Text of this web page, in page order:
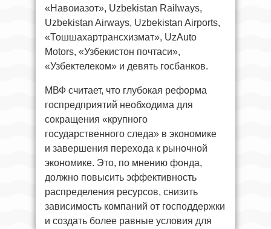
«Навоиазот», Uzbekistan Railways,
Uzbekistan Airways, Uzbekistan Airports,
«Тошшахартрансхизмат», UzAuto
Motors, «Узбекистон почтаси»,
«Узбектелеком» и девять госбанков.
МВФ считает, что глубокая реформа
госпредприятий необходима для
сокращения «крупного
государственного следа» в экономике
и завершения перехода к рыночной
экономике. Это, по мнению фонда,
должно повысить эффективность
распределения ресурсов, снизить
зависимость компаний от господдержки
и создать более равные условия для